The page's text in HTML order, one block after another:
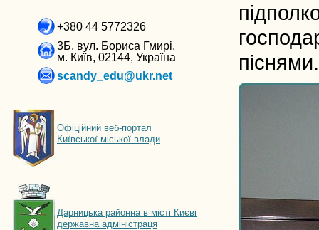
+380 44 5772326
3Б, вул. Бориса Гмирі,
м. Київ, 02144, Україна
scandy_edu@ukr.net
Офіційний веб-портал
Київської міської влади
Дарницька районна в місті Києві
державна адміністраця
піснями.